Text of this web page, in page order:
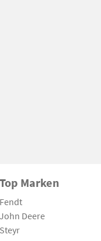
Top Marken
Fendt
John Deere
Steyr